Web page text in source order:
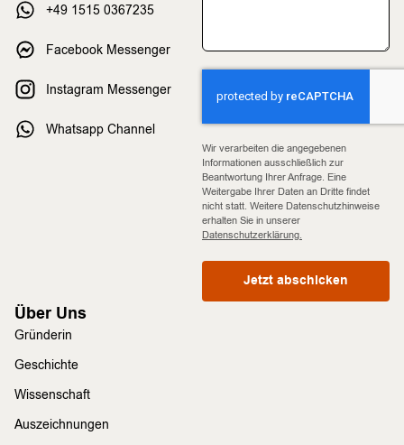
+49 1515 0367235
Facebook Messenger
Instagram Messenger
Whatsapp Channel
Wir verarbeiten die angegebenen
Informationen ausschließlich zur
Beantwortung Ihrer Anfrage. Eine
Weitergabe Ihrer Daten an Dritte findet
nicht statt. Weitere Datenschutzhinweise
erhalten Sie in unserer
Datenschutzerklärung.
Jetzt abschicken
Über Uns
Gründerin
Geschichte
Wissenschaft
Auszeichnungen